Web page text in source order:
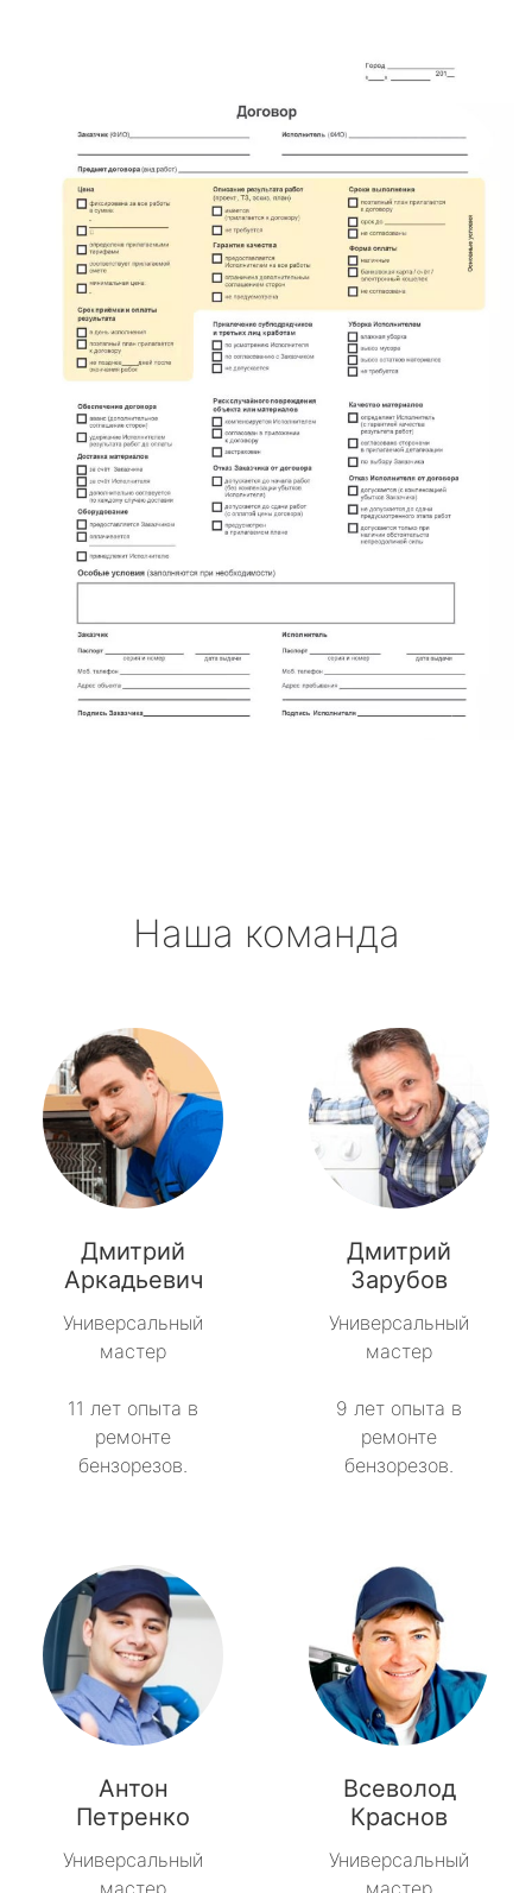
Наша команда
Дмитрий
Аркадьевич
Универсальный
мастер
11 лет опыта в
ремонте
бензорезов.
Дмитрий
Зарубов
Универсальный
мастер
9 лет опыта в
ремонте
бензорезов.
Антон
Петренко
Универсальный
Всеволод
Краснов
Универсальный